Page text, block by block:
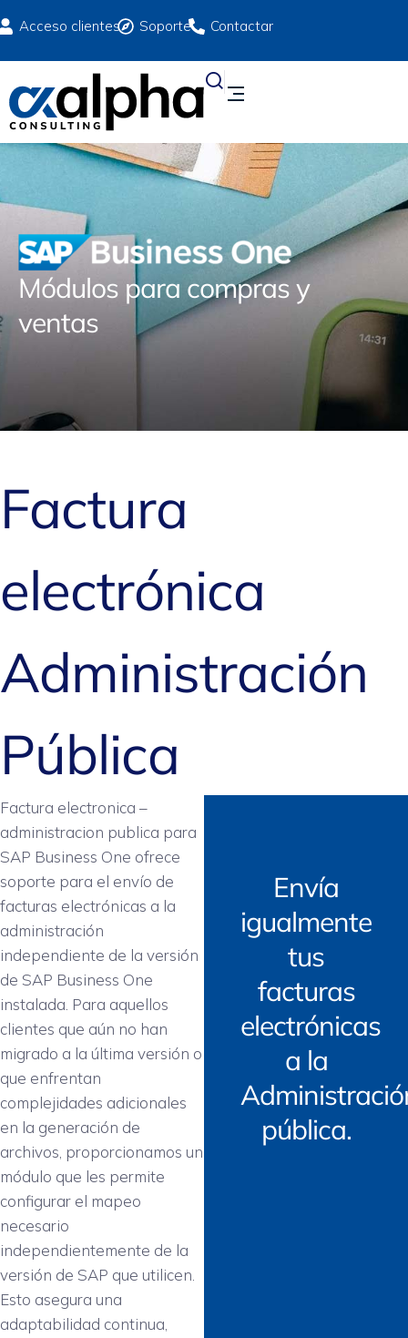
Acceso clientes Soporte Contactar
Módulos para compras y
ventas
Factura
electrónica
Administración
Pública
Factura electronica –
administracion publica para
SAP Business One ofrece
soporte para el envío de
facturas electrónicas a la
administración
independiente de la versión
de SAP Business One
instalada. Para aquellos
clientes que aún no han
migrado a la última versión o
que enfrentan
complejidades adicionales
en la generación de
archivos, proporcionamos un
módulo que les permite
configurar el mapeo
necesario
independientemente de la
versión de SAP que utilicen.
Esto asegura una
adaptabilidad continua,
Envía
igualmente
tus
facturas
electrónicas
a la
pública.